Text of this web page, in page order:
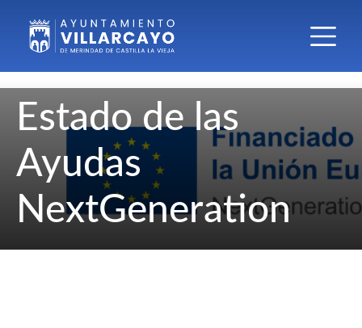
Estado de las
Ayudas
NextGeneration